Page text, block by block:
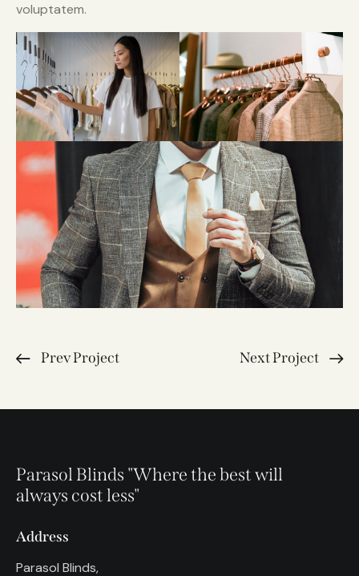
voluptatem.
Prev Project Next Project
Parasol Blinds "Where the best will
always cost less"
Address
Parasol Blinds,